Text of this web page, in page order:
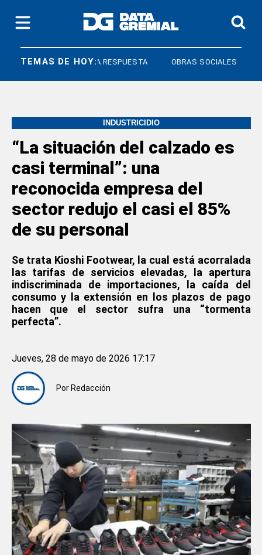
TEMAS DE HOY:
DERECHO A RESPUESTA OBRAS SOCIALES
INDUSTRICIDIO
“La situación del calzado es
casi terminal”: una
reconocida empresa del
sector redujo el casi el 85%
de su personal
Se trata Kioshi Footwear, la cual está acorralada
las tarifas de servicios elevadas, la apertura
indiscriminada de importaciones, la caída del
consumo y la extensión en los plazos de pago
hacen que el sector sufra una “tormenta
perfecta”.
Por Redacción
Jueves, 28 de mayo de 2026 17:17